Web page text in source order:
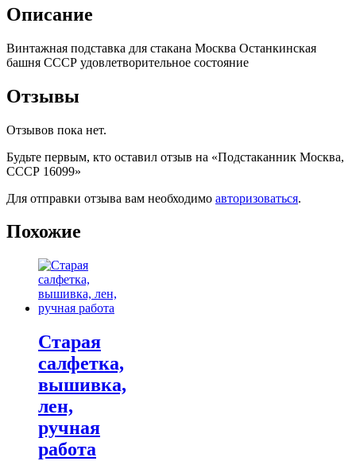
Описание
Винтажная подставка для стакана Москва Останкинская
башня СССР удовлетворительное состояние
Отзывы
Отзывов пока нет.
Будьте первым, кто оставил отзыв на «Подстаканник Москва,
СССР 16099»
Для отправки отзыва вам необходимо авторизоваться.
Похожие
Старая
салфетка,
вышивка,
лен,
ручная
работа